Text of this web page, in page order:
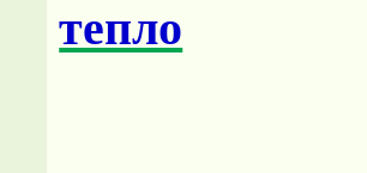
тепло